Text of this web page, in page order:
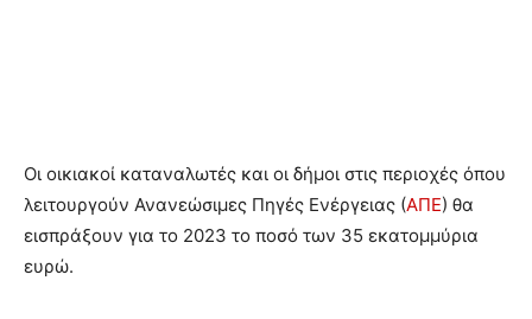
Οι οικιακοί καταναλωτές και οι δήμοι στις περιοχές όπου
λειτουργούν Ανανεώσιμες Πηγές Ενέργειας (ΑΠΕ) θα
εισπράξουν για το 2023 το ποσό των 35 εκατομμύρια
ευρώ.